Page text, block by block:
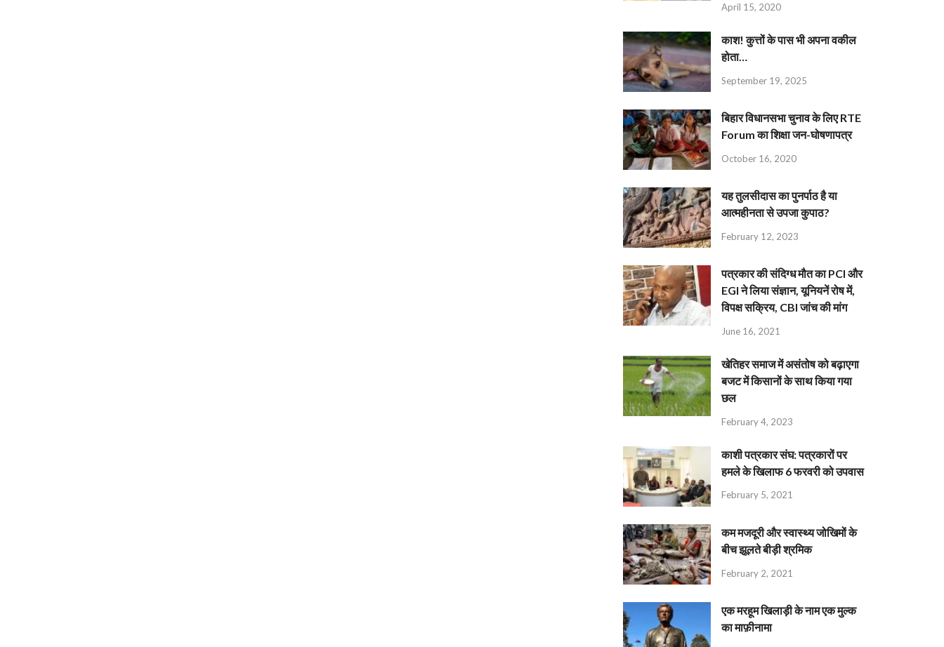
April 15, 2020
काश! कुत्तों के पास भी अपना वकील
होता…
September 19, 2025
बिहार विधानसभा चुनाव के लिए RTE
Forum का शिक्षा जन-घोषणापत्र
October 16, 2020
यह तुलसीदास का पुनर्पाठ है या
आत्महीनता से उपजा कुपाठ?
February 12, 2023
पत्रकार की संदिग्ध मौत का PCI और
EGI ने लिया संज्ञान, यूनियनें रोष में,
विपक्ष सक्रिय, CBI जांच की मांग
June 16, 2021
खेतिहर समाज में असंतोष को बढ़ाएगा
बजट में किसानों के साथ किया गया
छल
February 4, 2023
काशी पत्रकार संघ: पत्रकारों पर
हमले के खिलाफ 6 फरवरी को उपवास
February 5, 2021
कम मजदूरी और स्वास्थ्य जोखिमों के
बीच झूलते बीड़ी श्रमिक
February 2, 2021
एक मरहूम खिलाड़ी के नाम एक मुल्क
का माफ़ीनामा